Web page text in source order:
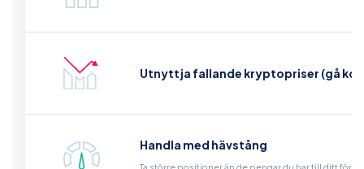
Utnyttja fallande kryptopriser (gå
Handla med hävstång